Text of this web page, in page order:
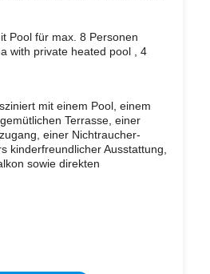
Pool für max. 8 Personen
with private heated pool , 4
mit einem Pool, einem
Terrasse, einer
einer Nichtraucher-
kinderfreundlicher Ausstattung,
sowie direkten